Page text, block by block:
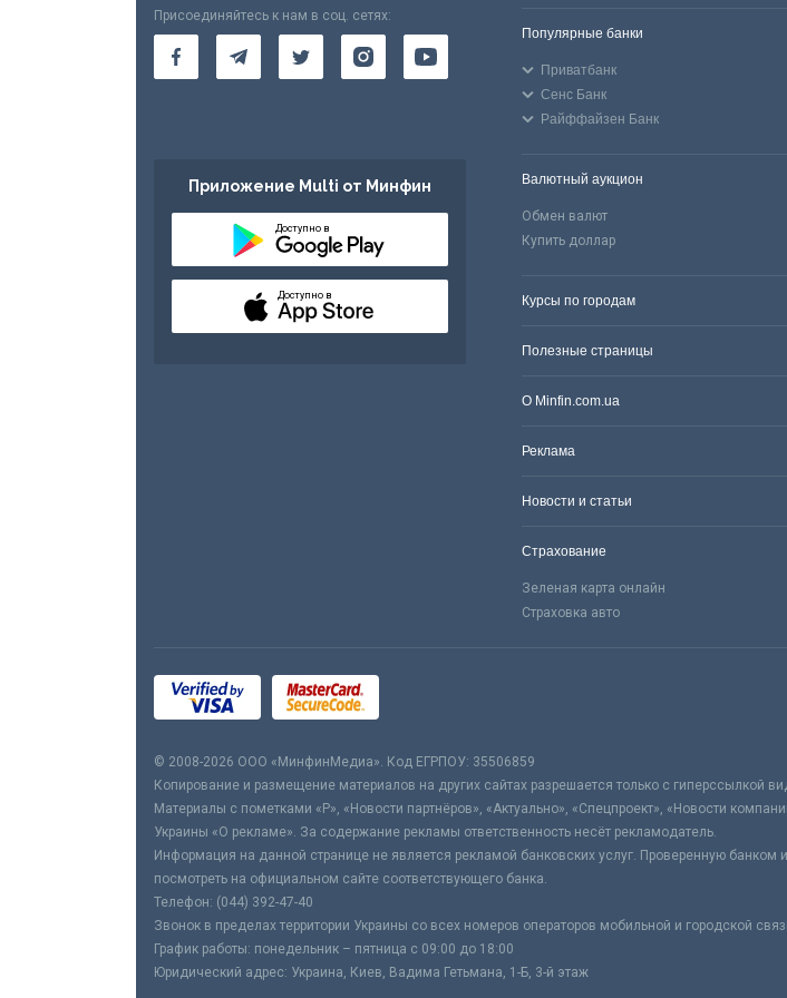
Присоединяйтесь к нам в соц. сетях:
Приложение Multi от Минфин
Доступно в
Доступно в
Популярные банки
Приватбанк
Сенс Банк
Райффайзен Банк
Валютный аукцион
Обмен валют
Купить доллар
Курсы по городам
Полезные страницы
О Minfin.com.ua
Реклама
Новости и статьи
Страхование
Зеленая карта онлайн
Страховка авто
© 2008-2026 ООО «МинфинМедиа». Код ЕГРПОУ: 35506859
Копирование и размещение материалов на других сайтах разрешается только с гиперссылкой
Материалы с пометками «Р», «Новости партнёров», «Актуально», «Спецпроект», «Новости
Украины «О рекламе». За содержание рекламы ответственность несёт рекламодатель.
Информация на данной странице не является рекламой банковских услуг. Проверенную
посмотреть на официальном сайте соответствующего банка.
Телефон: (044) 392-47-40
Звонок в пределах территории Украины со всех номеров операторов мобильной и городской
График работы: понедельник – пятница с 09:00 до 18:00
Юридический адрес: Украина, Киев, Вадима Гетьмана, 1-Б, 3-й этаж